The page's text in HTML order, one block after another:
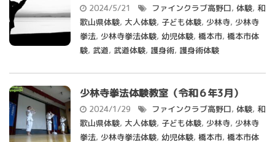
2024/5/21 ファインクラブ高野口, 体験, 和
歌山県体験, 大人体験, 子ども体験, 少林寺, 少林寺
拳法, 少林寺拳法体験, 幼児体験, 橋本市, 橋本市体
験, 武道, 武道体験, 護身術, 護身術体験
少林寺拳法体験教室（令和６年3月）
2024/1/29 ファインクラブ高野口, 体験, 和
歌山県体験, 大人体験, 子ども体験, 少林寺, 少林寺
拳法, 少林寺拳法体験, 幼児体験, 橋本市, 橋本市体